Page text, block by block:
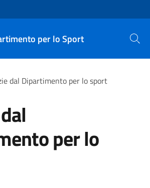
sito
per lo Sport Cerca
dal Dipartimento per lo sport
per lo